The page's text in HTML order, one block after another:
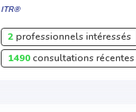
ITR®
2professionnels intéressés
1490consultations récentes